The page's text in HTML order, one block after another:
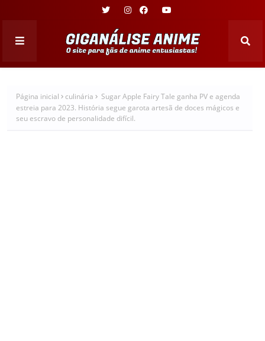
Página inicial culinária
Sugar Apple Fairy Tale ganha PV e agenda
estreia para 2023. História segue garota artesã de doces mágicos e
seu escravo de personalidade difícil.